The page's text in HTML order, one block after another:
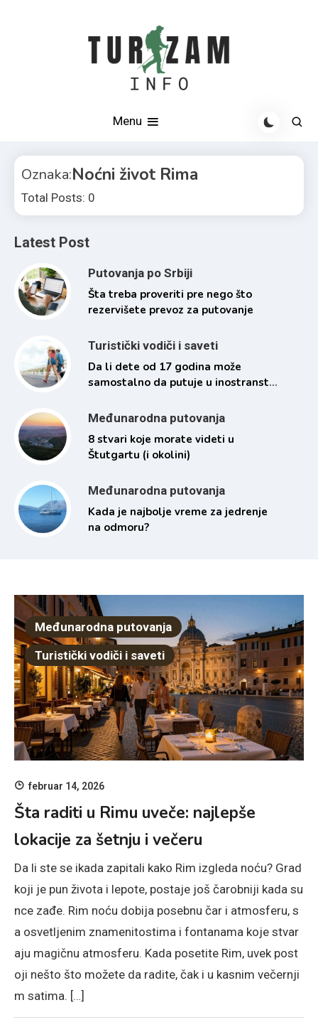
Menu
Oznaka:Noćni život Rima
Total Posts: 0
Latest Post
Putovanja po Srbiji
Šta treba proveriti pre nego što
rezervišete prevoz za putovanje
Turistički vodiči i saveti
Da li dete od 17 godina može
samostalno da putuje u inostranstvo
Međunarodna putovanja
8 stvari koje morate videti u
Štutgartu (i okolini)
Međunarodna putovanja
Kada je najbolje vreme za jedrenje
na odmoru?
Međunarodna putovanja
Turistički vodiči i saveti
februar 14, 2026
Šta raditi u Rimu uveče: najlepše
lokacije za šetnju i večeru
Da li ste se ikada zapitali kako Rim izgleda noću? Grad
koji je pun života i lepote, postaje još čarobniji kada su
nce zađe. Rim noću dobija posebnu čar i atmosferu, s
a osvetljenim znamenitostima i fontanama koje stvar
aju magičnu atmosferu. Kada posetite Rim, uvek post
oji nešto što možete da radite, čak i u kasnim večernji
m satima. […]